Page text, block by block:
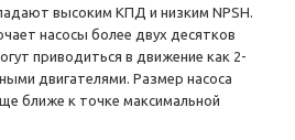
высоким КПД и низким NPSH.
насосы более двух десятков
приводиться в движение как 2-
двигателями. Размер насоса
ближе к точке максимальной